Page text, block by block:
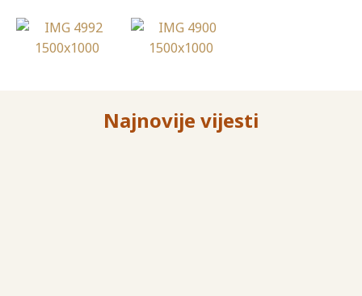
Najnovije vijesti